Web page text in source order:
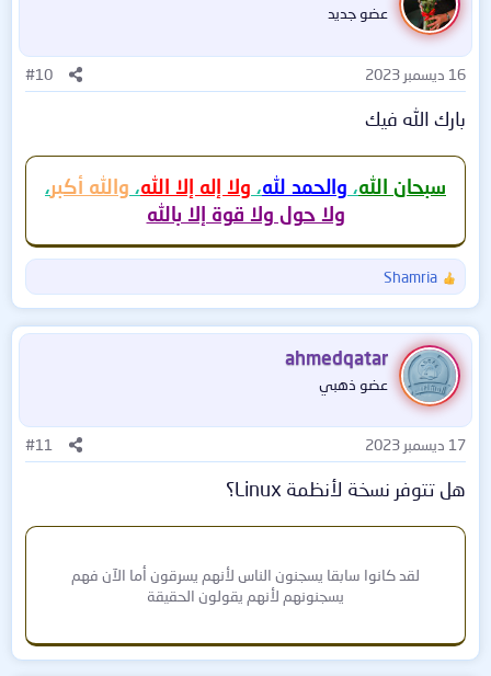
عضو جديد
16 ديسمبر 2023 #10
بارك الله فيك
سبحان الله، والحمد لله، ولا إله إلا الله، والله أكبر،
ولا حول ولا قوة إلا بالله
ل
ت
ف
ا
ع
ا
ت
Shamria
ahmedqatar
عضو ذهبي
17 ديسمبر 2023 #11
هل تتوفر نسخة لأنظمة Linux؟
لقد كانوا سابقا يسجنون الناس لأنهم يسرقون أما الآن فهم
يسجنونهم لأنهم يقولون الحقيقة